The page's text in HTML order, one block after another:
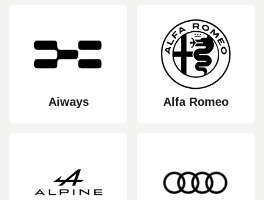
Aiways Alfa Romeo